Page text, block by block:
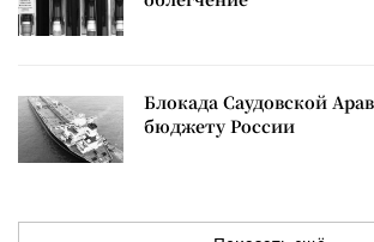
Блокада Саудовской
бюджету России